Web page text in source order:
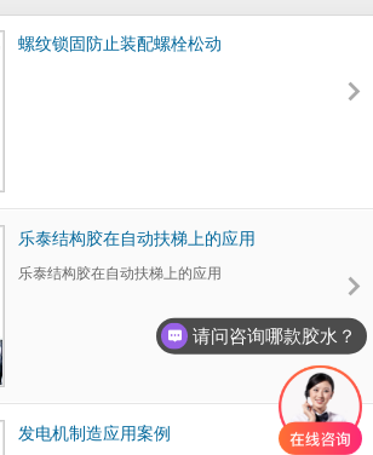
螺纹锁固防止装配螺栓松动
乐泰结构胶在自动扶梯上的应用
乐泰结构胶在自动扶梯上的应用
发电机制造应用案例
请问咨询哪款胶水？